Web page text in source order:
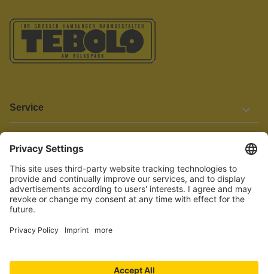
Service
Informationen
Barrierefreiheit
Wir bemühen uns, unsere Website barrierefrei zu gestalten.
Einige Inhalte und Funktionen sind derzeit jedoch noch nicht
vollständig zugänglich. Wenn Sie auf Barrieren stoßen oder Hilfe
benötigen, kontaktieren Sie uns bitte unter service[at]knutzen.de.
Vertrag widerrufen
© 2026 TEBOLO